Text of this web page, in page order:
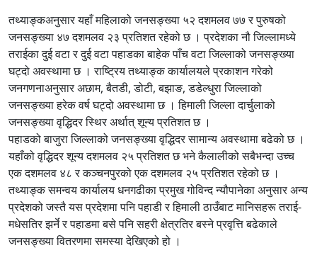
तथ्याङ्कअनुसार यहाँ महिलाको जनसङ्ख्या ५२ दशमलव ७७ र पुरुषको
जनसङ्ख्या ४७ दशमलव २३ प्रतिशत रहेको छ । प्रदेशका नौ जिल्लामध्ये
तराईका दुई वटा र दुई वटा पहाडका बाहेक पाँच वटा जिल्लाको जनसङ्ख्या
घट्दो अवस्थामा छ । राष्ट्रिय तथ्याङ्क कार्यालयले प्रकाशन गरेको
जनगणनाअनुसार अछाम, बैतडी, डोटी, बझाङ, डडेल्धुरा जिल्लाको
जनसङ्ख्या हरेक वर्ष घट्दो अवस्थामा छ । हिमाली जिल्ला दार्चुलाको
जनसङ्ख्या वृद्धिदर स्थिर अर्थात् शून्य प्रतिशत छ ।
पहाडको बाजुरा जिल्लाको जनसङ्ख्या वृद्धिदर सामान्य अवस्थामा बढेको छ ।
यहाँको वृद्धिदर शून्य दशमलव २५ प्रतिशत छ भने कैलालीको सबैभन्दा उच्च
एक दशमलव ४८ र कञ्चनपुरको एक दशमलव २५ प्रतिशत रहेको छ ।
तथ्याङ्क समन्वय कार्यालय धनगढीका प्रमुख गोविन्द न्यौपानेका अनुसार अन्य
प्रदेशको जस्तै यस प्रदेशमा पनि पहाडी र हिमाली ठाउँबाट मानिसहरू तराई-
मधेसतिर झर्ने र पहाडमा बसे पनि सहरी क्षेत्रतिर बस्ने प्रवृत्ति बढेकाले
जनसङ्ख्या वितरणमा समस्या देखिएको हो ।